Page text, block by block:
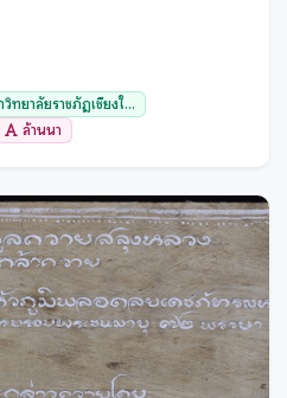
ยาลัยราชภัฏเชียงใ...
ล้านนา